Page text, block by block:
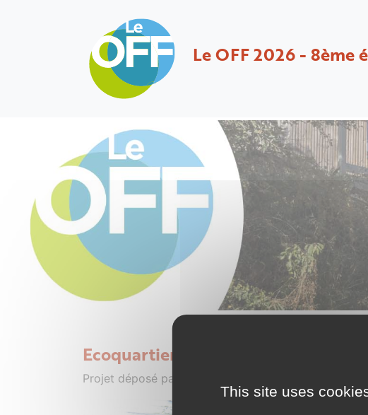
Le OFF 2026 - 8ème
Ecoquartier de la Marine
Projet déposé par SECHET - 08 octobre 2014
Localisée au
This site uses